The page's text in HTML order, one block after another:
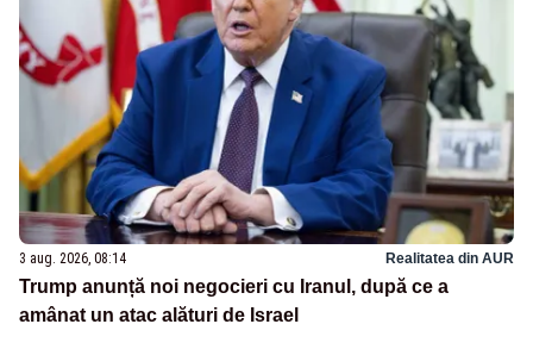
3 aug. 2026, 08:14 Realitatea din AUR
Trump anunță noi negocieri cu Iranul, după ce a
amânat un atac alături de Israel